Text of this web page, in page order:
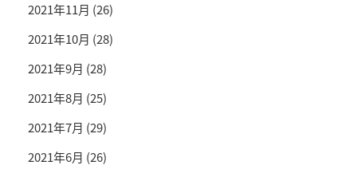
2021年11月 (26)
2021年10月 (28)
2021年9月 (28)
2021年8月 (25)
2021年7月 (29)
2021年6月 (26)